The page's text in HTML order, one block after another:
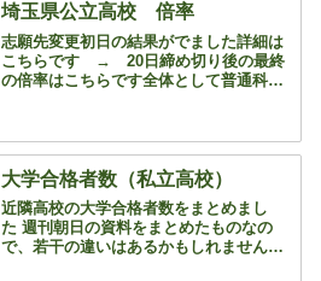
埼玉県公立高校 倍率
志願先変更初日の結果がでました詳細は
こちらです → 20日締め切り後の最終
の倍率はこちらです全体として普通科の
生徒さんがいるのでしょう近隣校だと南
陵高校が10人減って...
大学合格者数（私立高校）
近隣高校の大学合格者数をまとめまし
た 週刊朝日の資料をまとめたものなの
で、若干の違いはあるかもしれません